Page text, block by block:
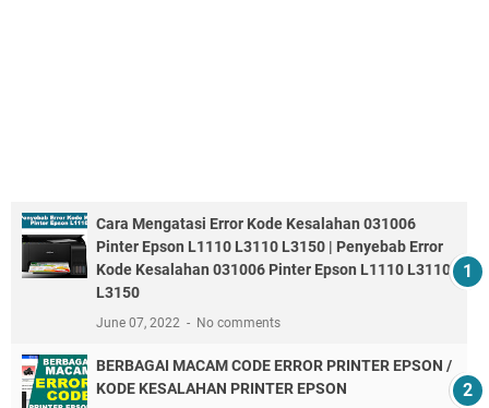
Cara Mengatasi Error Kode Kesalahan 031006
Pinter Epson L1110 L3110 L3150 | Penyebab Error
Kode Kesalahan 031006 Pinter Epson L1110 L3110
L3150
June 07, 2022 No comments
BERBAGAI MACAM CODE ERROR PRINTER EPSON /
KODE KESALAHAN PRINTER EPSON